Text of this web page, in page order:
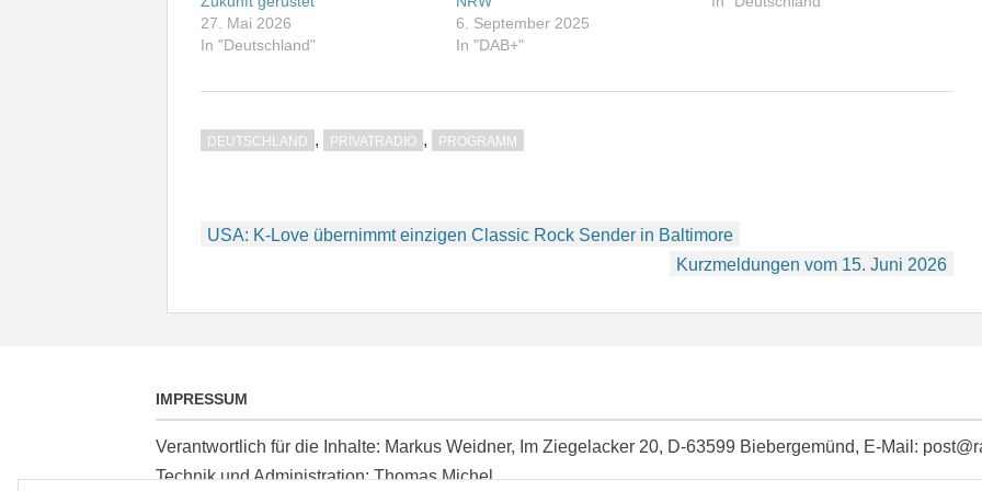
27. Mai 2026
In "Deutschland"
6. September 2025
In "DAB+"
DEUTSCHLAND , PRIVATRADIO , PROGRAMM
Beitragsnavigation
USA: K-Love übernimmt einzigen Classic Rock Sender in Baltimore
Kurzmeldungen vom 15. Juni 2026
IMPRESSUM
Verantwortlich für die Inhalte: Markus Weidner, Im Ziegelacker 20, D-63599 Biebergemünd, E-Mail:
Technik und Administration: Thomas Michel